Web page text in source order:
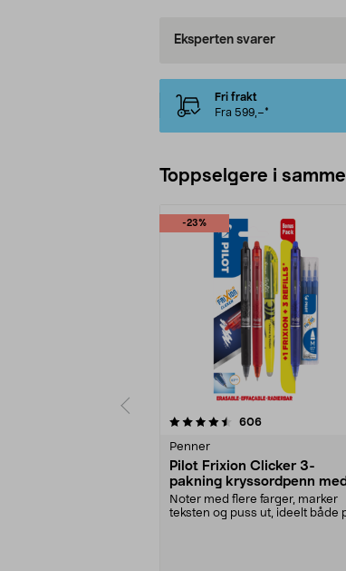
Eksperten svarer
Fri frakt
Fra 599,–*
Toppselgere i
-23%
606anmeldelser
Penner
Pilot Frixion Clicker 3-
pakning kryssordpenn med
refill og markeringstusj
Noter med flere farger, marker
teksten og puss ut, ideelt både
4.5 av 5 stjerner